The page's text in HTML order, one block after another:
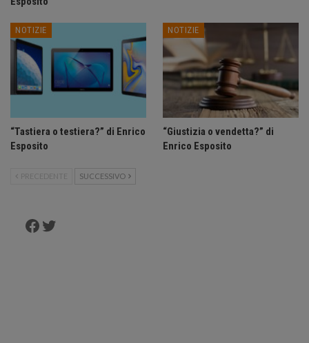
NOTIZIE
“Tastiera o testiera?” di Enrico
Esposito
NOTIZIE
“Giustizia o vendetta?” di
Enrico Esposito
PRECEDENTE SUCCESSIVO
Facebook
Twitter